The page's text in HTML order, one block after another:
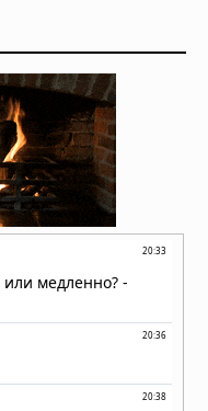
из Диспилио:
цивилизации из
как пять пар
на внеземное
лесов,
земледелию и